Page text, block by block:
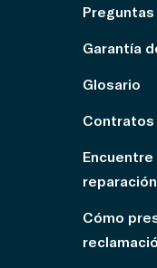
Garantía
Glosario
Contratos
reparación
Cómo